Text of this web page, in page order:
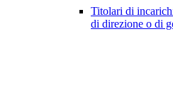
Titolari di
di direzione o di